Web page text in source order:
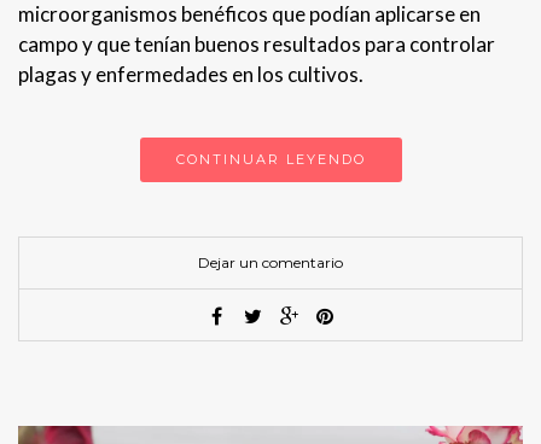
microorganismos benéficos que podían aplicarse en
campo y que tenían buenos resultados para controlar
plagas y enfermedades en los cultivos.
CONTINUAR LEYENDO
Dejar un comentario